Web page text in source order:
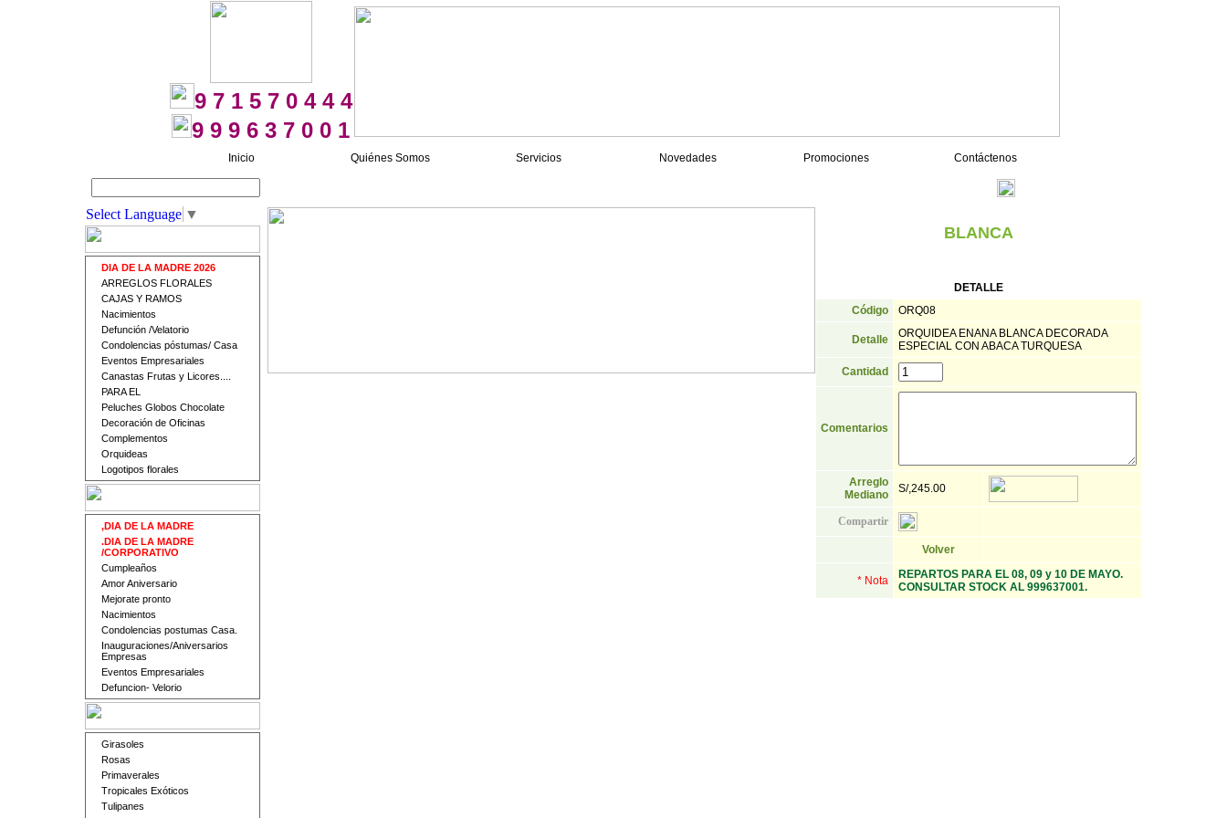
9 7 1 5 7 0 4 4 4
9 9 9 6 3 7 0 0 1
Inicio Quiénes Somos Servicios Novedades Promociones Contáctenos
Select Language ▼
DIA DE LA MADRE 2026
ARREGLOS FLORALES
CAJAS Y RAMOS
Nacimientos
Defunción /Velatorio
Condolencias póstumas/ Casa
Eventos Empresariales
Canastas Frutas y Licores....
PARA EL
Peluches Globos Chocolate
Decoración de Oficinas
Complementos
Orquideas
Logotipos florales
,DIA DE LA MADRE
.DIA DE LA MADRE
/CORPORATIVO
Cumpleaños
Amor Aniversario
Mejorate pronto
Nacimientos
Condolencias postumas Casa.
Inauguraciones/Aniversarios
Empresas
Eventos Empresariales
Defuncion- Velorio
Girasoles
Rosas
Primaverales
Tropicales Exóticos
Tulipanes
BLANCA
DETALLE
Código
ORQ08
Detalle
ORQUIDEA ENANA BLANCA DECORADA
ESPECIAL CON ABACA TURQUESA
Cantidad
Comentarios
Arreglo
Mediano
S/,245.00
Compartir
Volver
* Nota
REPARTOS PARA EL 08, 09 y 10 DE MAYO.
CONSULTAR STOCK AL 999637001.